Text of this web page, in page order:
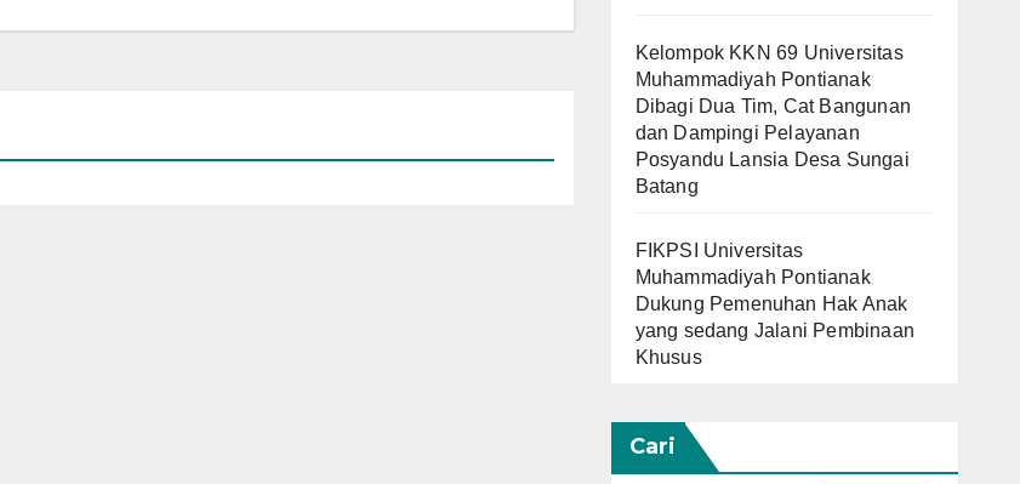
Kelompok KKN 69 Universitas
Muhammadiyah Pontianak
Dibagi Dua Tim, Cat Bangunan
dan Dampingi Pelayanan
Posyandu Lansia Desa Sungai
Batang
FIKPSI Universitas
Muhammadiyah Pontianak
Dukung Pemenuhan Hak Anak
yang sedang Jalani Pembinaan
Khusus
Cari